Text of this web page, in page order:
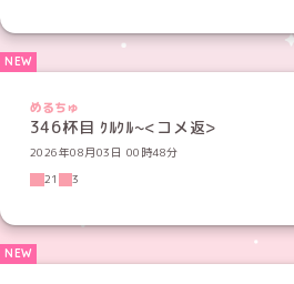
めるちゅ
346杯目 ｸﾙｸﾙ~<コメ返>
2026年08月03日 00時48分
21
3